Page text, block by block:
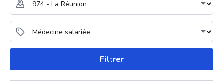
Filtrer